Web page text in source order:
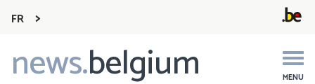
FR
news.belgium MENU
Main
navigation